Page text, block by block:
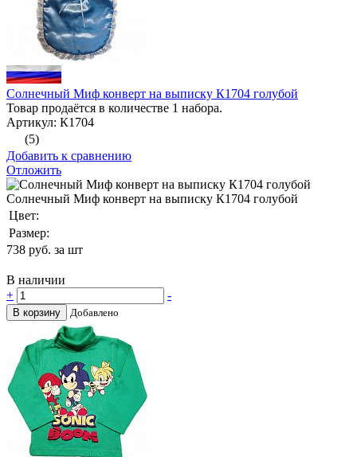
Солнечный Миф конверт на выписку К1704 голубой
Товар продаётся в количестве 1 набора.
Артикул: К1704
(5)
Добавить к сравнению
Отложить
Солнечный Миф конверт на выписку К1704 голубой
Цвет:
Размер:
738 руб. за шт
В наличии
+
-
В корзину Добавлено